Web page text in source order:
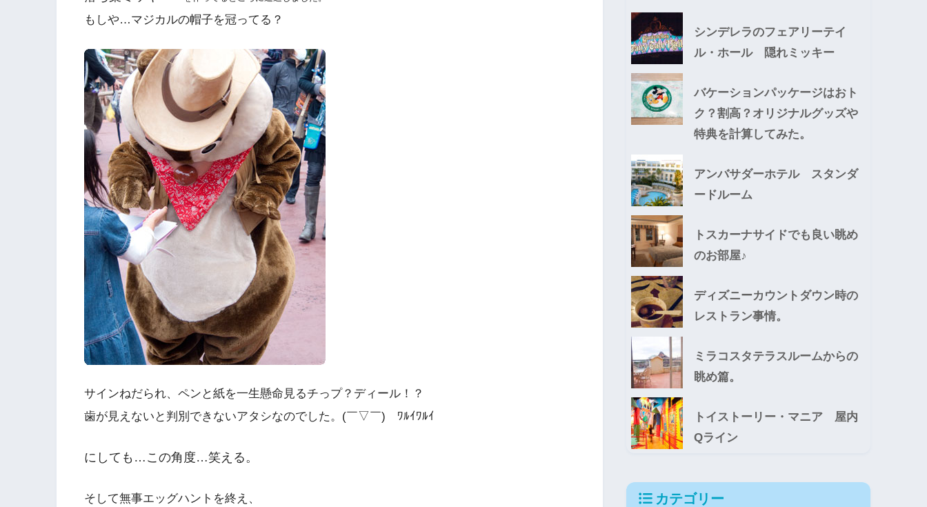
もしや…マジカルの帽子を冠ってる？
サインねだられ、ペンと紙を一生懸命見るチっプ？ディール！？
歯が見えないと判別できないアタシなのでした。(￣▽￣)ゞﾜﾙｲﾜﾙｲ
にしても…この角度…笑える。
そして無事エッグハントを終え、
シンデレラのフェアリーテイ
ル・ホール 隠れミッキー
バケーションパッケージはおト
ク？割高？オリジナルグッズや
特典を計算してみた。
アンバサダーホテル スタンダ
ードルーム
トスカーナサイドでも良い眺め
のお部屋♪
ディズニーカウントダウン時の
レストラン事情。
ミラコスタテラスルームからの
眺め篇。
トイストーリー・マニア 屋内
Qライン
カテゴリー